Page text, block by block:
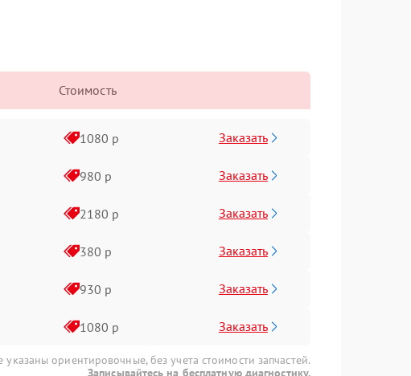
Стоимость
1080 р Заказать
980 р Заказать
2180 р Заказать
380 р Заказать
930 р Заказать
1080 р Заказать
указаны ориентировочные, без учета стоимости запчастей.
Записывайтесь на бесплатную диагностику.